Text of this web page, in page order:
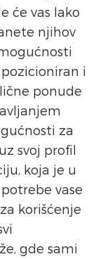
će vas lako
njihov
i
ponude
za
svoj profil
koja je u
vase
korišćenje
gde sami